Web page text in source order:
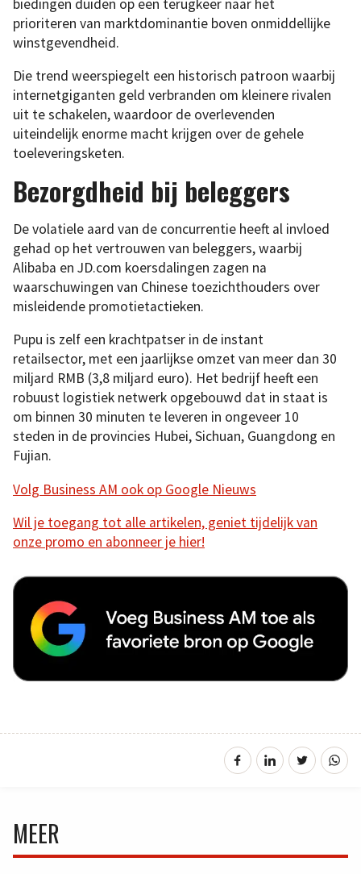
biedingen duiden op een terugkeer naar het
prioriteren van marktdominantie boven onmiddellijke
winstgevendheid.
Die trend weerspiegelt een historisch patroon waarbij
internetgiganten geld verbranden om kleinere rivalen
uit te schakelen, waardoor de overlevenden
uiteindelijk enorme macht krijgen over de gehele
toeleveringsketen.
Bezorgdheid bij beleggers
De volatiele aard van de concurrentie heeft al invloed
gehad op het vertrouwen van beleggers, waarbij
Alibaba en JD.com koersdalingen zagen na
waarschuwingen van Chinese toezichthouders over
misleidende promotietactieken.
Pupu is zelf een krachtpatser in de instant
retailsector, met een jaarlijkse omzet van meer dan 30
miljard RMB (3,8 miljard euro). Het bedrijf heeft een
robuust logistiek netwerk opgebouwd dat in staat is
om binnen 30 minuten te leveren in ongeveer 10
steden in de provincies Hubei, Sichuan, Guangdong en
Fujian.
Volg Business AM ook op Google Nieuws
Wil je toegang tot alle artikelen, geniet tijdelijk van
onze promo en abonneer je hier!
MEER